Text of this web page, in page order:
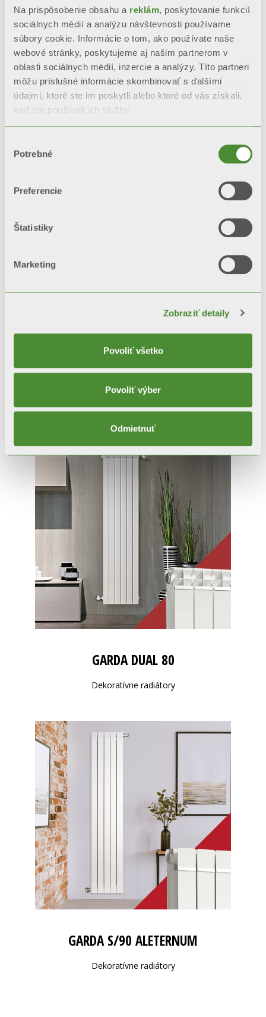
Na prispôsobenie obsahu a reklám, poskytovanie funkcií
sociálnych médií a analýzu návštevnosti používame
súbory cookie. Informácie o tom, ako používate naše
webové stránky, poskytujeme aj našim partnerom v
oblasti sociálnych médií, inzercie a analýzy. Títo partneri
môžu príslušné informácie skombinovať s ďalšími
údajmi, ktoré ste im poskytli alebo ktoré od vás získali,
keď ste používali ich služby.
súhlasu
Potrebné
Preferencie
Štatistiky
Marketing
Zobraziť detaily
Povoliť všetko
Povoliť výber
Odmietnuť
MOOD
Dekoratívne radiátory
GARDA S/90
Dekoratívne radiátory
GARDA DUAL 80
Dekoratívne radiátory
GARDA S/90 ALETERNUM
Dekoratívne radiátory